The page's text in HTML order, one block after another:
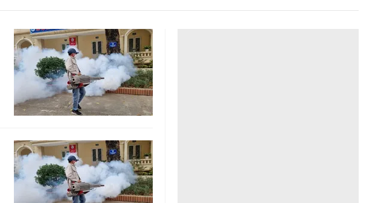
Video
Shorts video
Podcast
EMagazine
Photo
Infographic
Góc ảnh
VTV Sức khoẻ